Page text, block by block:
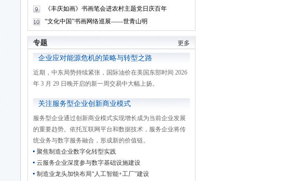
《丰庆如画》书画笔会进农村主题党日庆百年
“文化中国”书画网络巡展——世青山明
更多
专题
企业应对能源危机的策略与转型之路
近期，中东局势持续紧张，国际油价在美国东部时间 2026
年 3 月 29 日晚开启的新一周交易中大幅上扬。
关注服务型企业创新商业模式
服务型企业通过创新商业模式实现增长成为当前企业发展
的重要趋势。依托互联网平台和数据技术，服务企业将传
统业务与数字服务融合，形成新的价值链。
聚焦制造企业数字化转型实践
云服务企业深度参与数字基础设施建设
制造业龙头加快布局“人工智能+工厂”建设